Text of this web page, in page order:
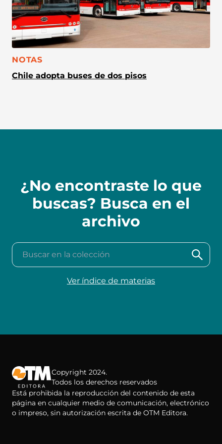
CATEGORÍA:
NOTAS
Chile adopta buses de dos pisos
¿No encontraste lo que
buscas? Busca en el
archivo
Buscar en la colección
Ver índice de materias
Copyright 2024.
Todos los derechos reservados
Está prohibida la reproducción del contenido de esta
página en cualquier medio de comunicación, electrónico
o impreso, sin autorización escrita de OTM Editora.